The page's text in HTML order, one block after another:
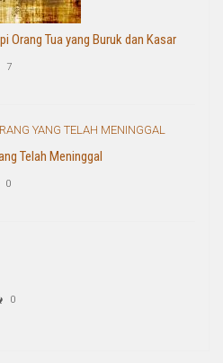
Orang Tua yang Buruk dan Kasar
7
Telah Meninggal
0
0